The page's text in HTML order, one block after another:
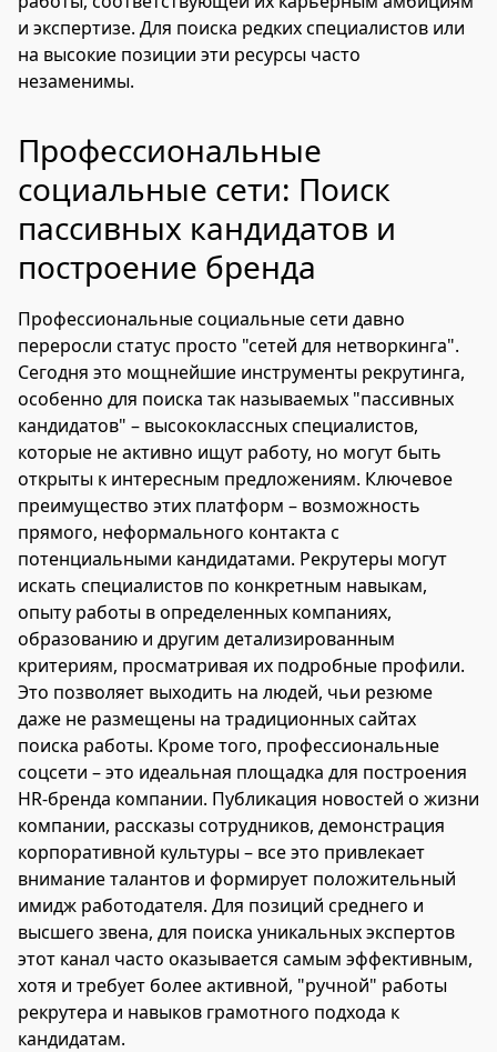
и экспертизе. Для поиска редких специалистов или
на высокие позиции эти ресурсы часто
незаменимы.
Профессиональные
социальные сети: Поиск
пассивных кандидатов и
построение бренда
Профессиональные социальные сети давно
переросли статус просто "сетей для нетворкинга".
Сегодня это мощнейшие инструменты рекрутинга,
особенно для поиска так называемых "пассивных
кандидатов" – высококлассных специалистов,
которые не активно ищут работу, но могут быть
открыты к интересным предложениям. Ключевое
преимущество этих платформ – возможность
прямого, неформального контакта с
потенциальными кандидатами. Рекрутеры могут
искать специалистов по конкретным навыкам,
опыту работы в определенных компаниях,
образованию и другим детализированным
критериям, просматривая их подробные профили.
Это позволяет выходить на людей, чьи резюме
даже не размещены на традиционных сайтах
поиска работы. Кроме того, профессиональные
соцсети – это идеальная площадка для построения
HR-бренда компании. Публикация новостей о жизни
компании, рассказы сотрудников, демонстрация
корпоративной культуры – все это привлекает
внимание талантов и формирует положительный
имидж работодателя. Для позиций среднего и
высшего звена, для поиска уникальных экспертов
этот канал часто оказывается самым эффективным,
хотя и требует более активной, "ручной" работы
рекрутера и навыков грамотного подхода к
кандидатам.